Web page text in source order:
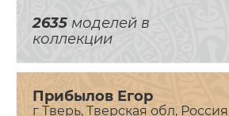
2635 моделей в
коллекции
Прибылов Егор
г Тверь, Тверская обл, Россия